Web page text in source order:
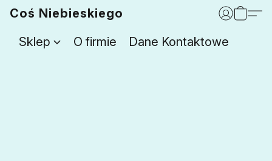
Coś Niebieskiego
Sklep
O firmie Dane Kontaktowe